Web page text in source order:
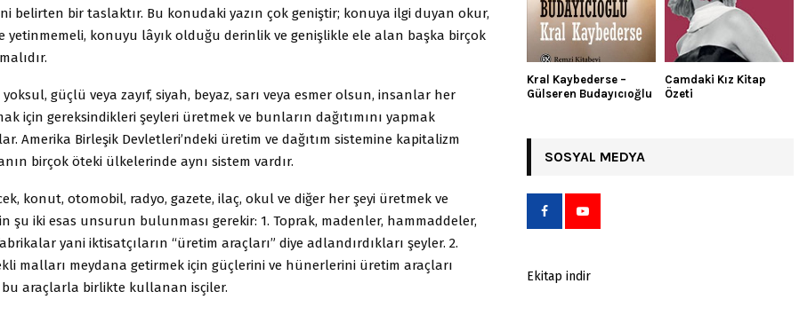
belirten bir taslaktır. Bu konudaki yazın çok geniştir; konuya ilgi duyan okur,
yetinmemeli, konuyu lâyık olduğu derinlik ve genişlikle ele alan başka birçok
yoksul, güçlü veya zayıf, siyah, beyaz, sarı veya esmer olsun, insanlar her
için gereksindikleri şeyleri üretmek ve bunların dağıtımını yapmak
Amerika Birleşik Devletleri’ndeki üretim ve dağıtım sistemine kapitalizm
birçok öteki ülkelerinde aynı sistem vardır.
konut, otomobil, radyo, gazete, ilaç, okul ve diğer her şeyi üretmek ve
şu iki esas unsurun bulunması gerekir: 1. Toprak, madenler, hammaddeler,
yani iktisatçıların “üretim araçları” diye adlandırdıkları şeyler. 2.
malları meydana getirmek için güçlerini ve hünerlerini üretim araçları
bu araçlarla birlikte kullanan isçiler.
Kral Kaybederse –
Gülseren Budayıcıoğlu
Camdaki Kız Kitap
Özeti
SOSYAL MEDYA
Ekitap indir